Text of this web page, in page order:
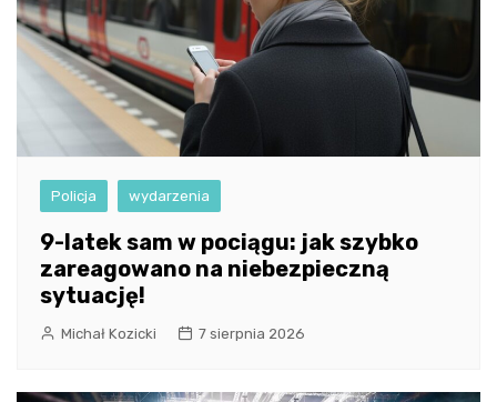
Policja wydarzenia
9-latek sam w pociągu: jak szybko
zareagowano na niebezpieczną
sytuację!
Michał Kozicki 7 sierpnia 2026